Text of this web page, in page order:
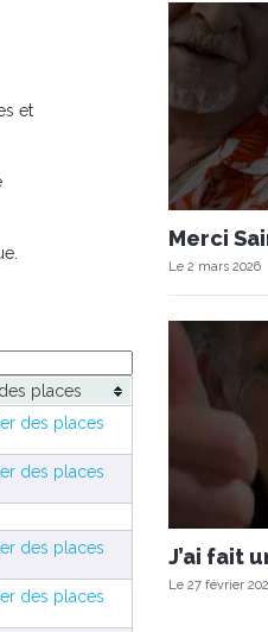
et
places
des places
des places
des places
des places
Merci
Le 2 mars 2026
J’ai fait
Le 27 février